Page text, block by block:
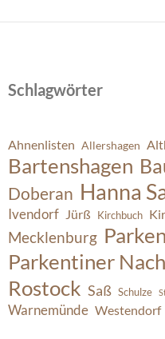
Schlagwörter
Ahnenlisten Allershagen
Bartenshagen
Doberan Hanna
Ivendorf Jürß Kirchbuch
Mecklenburg
Parkentiner
Rostock Saß Schulze
Warnemünde Westendorf